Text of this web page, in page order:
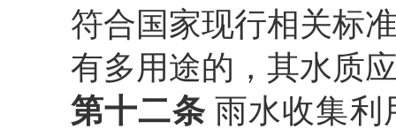
符合国家现行相关标
有多用途的，其水质
第十二条 雨水收集利